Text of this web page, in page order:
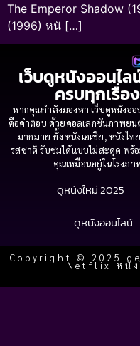
The Emperor Shadow
(1996) หนั […]
เว็บดูหนังออนไ
ครบทุกเรื่อ
หากคุณกำลังมองหา เว็บดูหนังอ
คือคำตอบ ด้วยคอลเลกชันภาพย
มากมาย ทั้ง หนังเอเชีย, หนังไ
รสชาติ รับชมได้แบบไม่สะดุด พร้
คุณเหมือนอยู่ในโรงภ
ดูหนังใหม่ 2025
ดูหนังออนไลน์
Copyright © 2025
Netflix หนั